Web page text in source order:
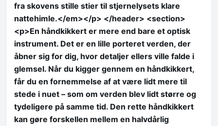
fra skovens stille stier til stjernelysets klare
nattehimle.</em></p> </header> <section>
<p>En håndkikkert er mere end bare et optisk
instrument. Det er en lille porteret verden, der
åbner sig for dig, hvor detaljer ellers ville falde i
glemsel. Når du kigger gennem en håndkikkert,
får du en fornemmelse af at være lidt mere til
stede i nuet – som om verden blev lidt større og
tydeligere på samme tid. Den rette håndkikkert
kan gøre forskellen mellem en halvdårlig